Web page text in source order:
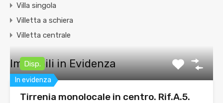
Villa singola
Villetta a schiera
Villetta centrale
Immobili in Evidenza
In evidenza
Disp.
Tirrenia monolocale in centro. Rif.A.5.